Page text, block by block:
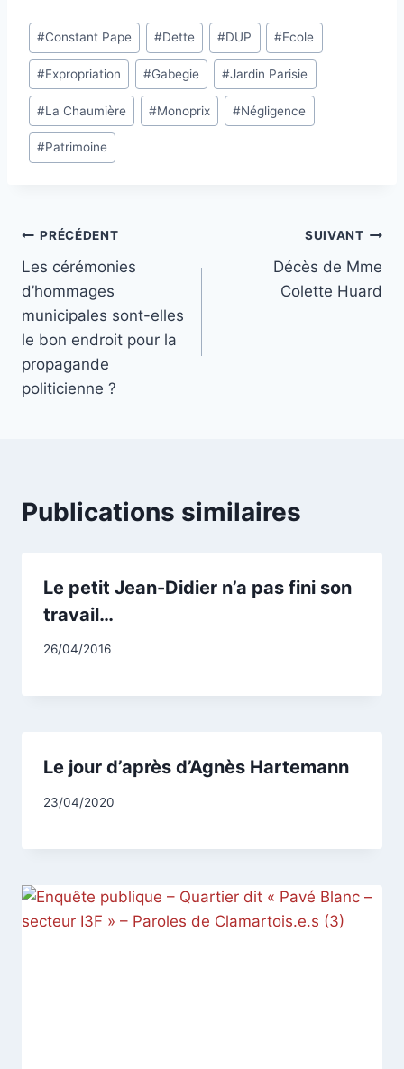
Étiquettes
de
la
publication :
#Constant Pape #Dette #DUP #Ecole
#Expropriation #Gabegie #Jardin Parisie
#La Chaumière #Monoprix #Négligence
#Patrimoine
Navigation
de
l’article
PRÉCÉDENT
Les cérémonies
d’hommages
municipales sont-elles
le bon endroit pour la
propagande
politicienne ?
SUIVANT
Décès de Mme
Colette Huard
Publications similaires
Le petit Jean-Didier n’a pas fini son
travail…
Par
26/04/2016
Le jour d’après d’Agnès Hartemann
Par
23/04/2020